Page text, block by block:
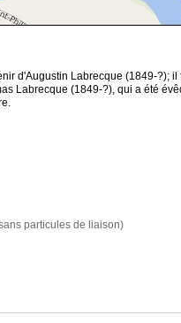
d'Augustin Labrecque (1849-?);
Labrecque (1849-?), qui a été
particules de liaison)